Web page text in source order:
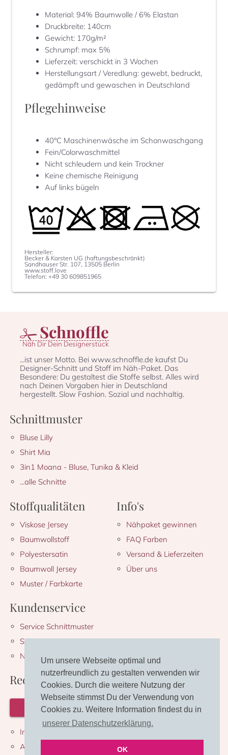
Um unsere Webseite optimal und
nutzerfreundlich zu gestalten verwenden wir
Cookies. Durch die weitere Nutzung der
Webseite stimmst Du der Verwendung von
Cookies zu. Weitere Information findest du in
unserer Datenschutzerklärung.
OK
Material:94% Baumwolle / 6% Elastan
Druckbreite: 140cm
Gewicht: 170g/m²
Schrumpf: max 5%
Lieferzeit:verschickt in 3 Wochen
Herstellungsart / Veredlung:gewebt, bedruckt,
gedämpft und gewaschen in Deutschland
Pflegehinweise
40°C Maschinenwäsche im Schonwaschgang
Fein/Colorwaschmittel
Nicht schleudern und kein Trockner
Keine chemische Reinigung
Auf links bügeln
Hersteller:
Becker & Karsten UG (haftungsbeschränkt)
Sandhauser Str. 107, 13505 Berlin
www.stoff.love
Telefon: +49 30 609851965
Schnoffle
Näh Dir Dein Designerstück
...ist unser Motto. Bei www.schnoffle.de kaufst Du
Designer-Schnitt und Stoff im Näh-Paket. Das
Besondere: Du gestaltest die Stoffe selbst. Alles wird
nach Deinen Vorgaben hier in Deutschland
hergestellt. Slow Fashion. Sozial und nachhaltig.
Schnittmuster
Bluse Lilly
Shirt Mia
3in1 Moana - Bluse, Tunika & Kleid
...alle Schnitte
Stoffqualitäten
Viskose Jersey
Baumwollstoff
Polyestersatin
Baumwoll Jersey
Muster / Farbkarte
Info's
Nähpaket gewinnen
FAQ Farben
Versand & Lieferzeiten
Über uns
Kundenservice
Service Schnittmuster
Service Stoffe
Newsletter
Rechtliches
VERTRAG WIDERRUFEN
Impre
A